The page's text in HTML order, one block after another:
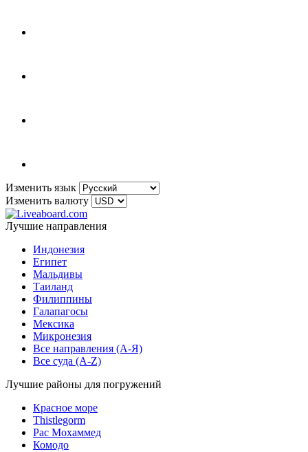
Изменить язык
Изменить валюту
Лучшие направления
Индонезия
Египет
Мальдивы
Таиланд
Филиппины
Галапагосы
Мексика
Микронезия
Все направления (A-Я)
Все суда (A-Z)
Лучшие районы для погружений
Красное море
Thistlegorm
Рас Мохаммед
Комодо